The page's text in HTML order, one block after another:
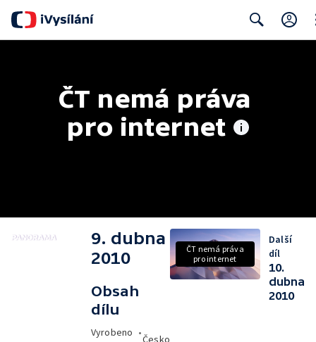
ČT nemá práva
pro internet
9. dubna
2010
Obsah
dílu
Vyrobeno •
Česko
ČT nemá práva
pro internet
Další
díl
10.
dubna
2010